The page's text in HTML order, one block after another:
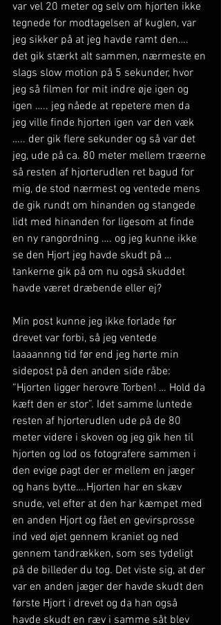
var vel 20 meter og selv om hjorten ikke
tegnede for modtagelsen af kuglen, var
jeg sikker på at jeg havde ramt den….
det gik stærkt alt sammen, nærmeste en
slags slow motion på 5 sekunder, hvor
jeg så filmen for mit indre øje igen og
igen ….. jeg nåede at repetere men da
jeg ville finde hjorten igen var den væk
….. der gik flere sekunder og så var det
jeg, ude på ca. 80 meter mellem træerne
så resten af hjorterudlen ret bagud for
mig, de stod nærmest og ventede mens
de gik rundt om hinanden og stangede
lidt med hinanden for ligesom at finde
en ny rangordning …. og jeg kunne ikke
se den Hjort jeg havde skudt på …
tankerne gik på om nu også skuddet
havde været dræbende eller ej?
Min post kunne jeg ikke forlade før
drevet var forbi, så jeg ventede
laaaannng tid før end jeg hørte min
sidepost på den anden side råbe:
“Hjorten ligger herovre Torben! … Hold da
kæft den er stor”. Idet samme luntede
resten af hjorterudlen ude på de 80
meter videre i skoven og jeg gik hen til
hjorten og lod os fotografere sammen i
den evige pagt der er mellem en jæger
og hans bytte….Hjorten har en skæv
snude, vel efter at den har kæmpet med
en anden Hjort og fået en gevirsprosse
ind ved øjet gennem kraniet og ned
gennem tandrækken, som ses tydeligt
på de billeder du tog. Det viste sig, at der
var en anden jæger der havde skudt den
første Hjort i drevet og da han også
havde skudt en ræv i samme såt blev